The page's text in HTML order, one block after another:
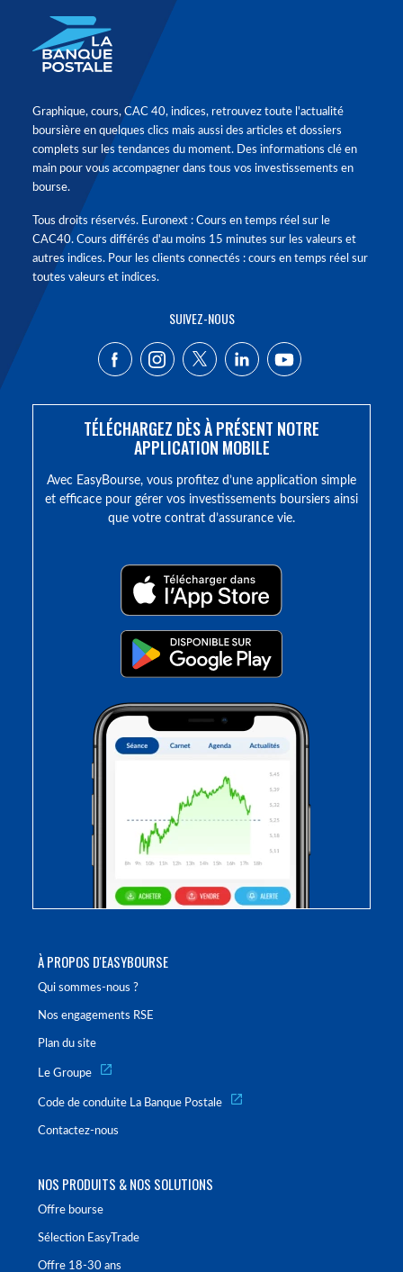
À PROPOS D'EASYBOURSE
Qui sommes-nous ?
Nos engagements RSE
Plan du site
Le Groupe
Code de conduite La Banque Postale
Contactez-nous
NOS PRODUITS & NOS SOLUTIONS
Offre bourse
Sélection EasyTrade
Offre 18-30 ans
Graphique, cours, CAC 40, indices, retrouvez toute l'actualité
boursière en quelques clics mais aussi des articles et dossiers
complets sur les tendances du moment. Des informations clé en
main pour vous accompagner dans tous vos investissements en
bourse.
Tous droits réservés. Euronext : Cours en temps réel sur le
CAC40. Cours différés d'au moins 15 minutes sur les valeurs et
autres indices. Pour les clients connectés : cours en temps réel sur
toutes valeurs et indices.
SUIVEZ-NOUS
TÉLÉCHARGEZ DÈS À PRÉSENT NOTRE
APPLICATION MOBILE
Avec EasyBourse, vous profitez d’une application simple
et efficace pour gérer vos investissements boursiers ainsi
que votre contrat d’assurance vie.